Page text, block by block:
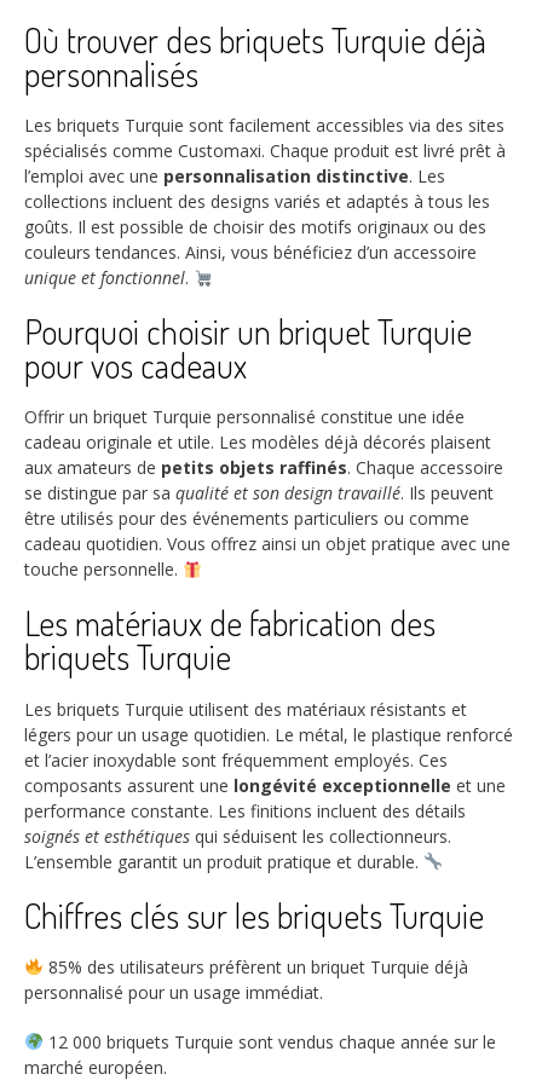
Où trouver des briquets Turquie déjà
personnalisés
Les briquets Turquie sont facilement accessibles via des sites
spécialisés comme Customaxi. Chaque produit est livré prêt à
l’emploi avec une personnalisation distinctive. Les
collections incluent des designs variés et adaptés à tous les
goûts. Il est possible de choisir des motifs originaux ou des
couleurs tendances. Ainsi, vous bénéficiez d’un accessoire
unique et fonctionnel.
Pourquoi choisir un briquet Turquie
pour vos cadeaux
Offrir un briquet Turquie personnalisé constitue une idée
cadeau originale et utile. Les modèles déjà décorés plaisent
aux amateurs de petits objets raffinés. Chaque accessoire
se distingue par sa qualité et son design travaillé. Ils peuvent
être utilisés pour des événements particuliers ou comme
cadeau quotidien. Vous offrez ainsi un objet pratique avec une
touche personnelle.
Les matériaux de fabrication des
briquets Turquie
Les briquets Turquie utilisent des matériaux résistants et
légers pour un usage quotidien. Le métal, le plastique renforcé
et l’acier inoxydable sont fréquemment employés. Ces
composants assurent une longévité exceptionnelle et une
performance constante. Les finitions incluent des détails
soignés et esthétiques qui séduisent les collectionneurs.
L’ensemble garantit un produit pratique et durable.
Chiffres clés sur les briquets Turquie
85% des utilisateurs préfèrent un briquet Turquie déjà
personnalisé pour un usage immédiat.
12 000 briquets Turquie sont vendus chaque année sur le
marché européen.